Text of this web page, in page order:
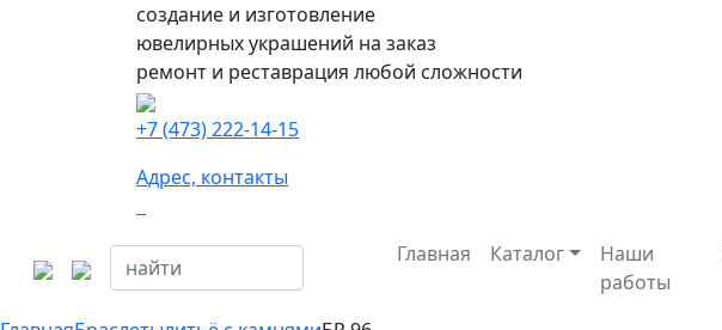
создание и изготовление
ювелирных украшений на заказ
ремонт и реставрация любой сложности
+7 (473) 222-14-15
Адрес, контакты
Главная Каталог
Наши
работы